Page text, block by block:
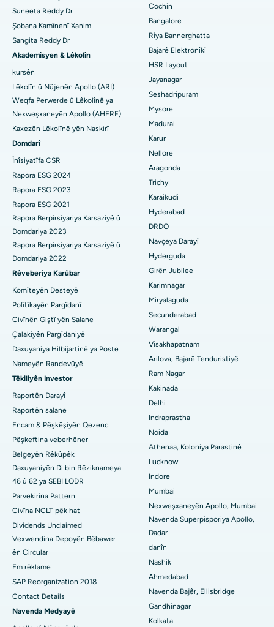
Diyabetolog bibîne
Jinekolog Bibîne
Bijîşkê Giştî Bibîne
Psîkolog Bibîne
Cerrahê Giştî Bibîne
Nexweşxaneya herî baş li Arilova, Vizag
Nexweşxaneya herî baş li Kanpur Road, Lucknow
Nexweşxaneya herî baş li Sektora-26, Noida
Nexweşxaneya herî baş li Gandhinagar, Ahmedabad
Nexweşxaneya herî baş li Aragonda, Andhra Pradesh
Nexweşxaneya herî baş li Bannerghatta Road, Bangalore
Nexweşxaneya herî baş li Yekîneya-15, Bhubaneswar
Nexweşxaneya herî baş li Seepat Road, Bilaspur
Nexweşxaneya herî baş li Ellisbridge, Ahmedabad
Nexweşxaneya herî baş li New Delhiyê
Nexweşxaneya herî baş li DRDO, Hyderabad
Nexweşxaneya herî baş li GS Road, Guwahati
Nexweşxaneya herî baş li Hyderguda, Hyderabad
Nexweşxaneya herî baş li Vijay Nagar, Indore
Nexweşxaneya herî baş li Suryaraopeta Main Road, Kakinada
Nexweşxaneya herî baş li Rêya Circular a Canal, Kolkata
Nexweşxaneya herî baş li CBD Belapur, Navi Mumbai
Nexweşxaneya herî baş li Panchavati, Nashik
Nexweşxaneya herî baş li secunderabad, Hyderabad
Nexweşxaneya çêtirîn li Seshadripuram, Bangalore
Nexweşxaneya herî baş li Waltair Main Road, Visakhapatnam
Nexweşxaneya çêtirîn li Subhash Nagar Road, Karimnagar
Nexweşxaneya çêtirîn li Managari, Karaikudi
Nexweşxaneya herî baş li Arepally, Warangal
Nexweşxaneya herî baş li Arera Colony, Bhopal
Nexweşxaneya çêtirîn li Jayanagar, Bangalore
Ablation kateter
Surgery Veavakirina ACL
Veguhestina erikê Berepaş
Ablation endometrial
Embolîzasyona Artery Uterine
Emeliyata Penceşêrê Sîngê
Brachytherapy
Kolonyoscopy
Polypotomy
Stîlasyona Mejî ya Kûr
Biopsiya gurçikê
Parathyroidectomy
Guhertina Tevahî ya Çokê ya Seramîk
ERCP
Suneeta Reddy Dr
Şobana Kamînenî Xanim
Sangita Reddy Dr
Akademîsyen & Lêkolîn
kursên
Lêkolîn û Nûjenên Apollo (ARI)
Weqfa Perwerde û Lêkolînê ya
Nexweşxaneyên Apollo (AHERF)
Kaxezên Lêkolînê yên Naskirî
Domdarî
Înîsiyatîfa CSR
Rapora ESG 2024
Rapora ESG 2023
Rapora ESG 2021
Rapora Berpirsiyariya Karsaziyê û
Domdariya 2023
Rapora Berpirsiyariya Karsaziyê û
Domdariya 2022
Rêveberiya Karûbar
Komîteyên Desteyê
Polîtîkayên Pargîdanî
Civînên Giştî yên Salane
Çalakiyên Pargîdaniyê
Daxuyaniya Hilbijartinê ya Poste
Nameyên Randevûyê
Têkiliyên Investor
Raportên Darayî
Raportên salane
Encam & Pêşkêşiyên Qezenc
Pêşkeftina veberhêner
Belgeyên Rêkûpêk
Daxuyaniyên Di bin Rêziknameya
46 û 62 ya SEBI LODR
Parvekirina Pattern
Civîna NCLT pêk hat
Dividends Unclaimed
Vexwendina Depoyên Bêbawer
ên Circular
Em rêklame
SAP Reorganization 2018
Contact Details
Navenda Medyayê
Cochin
Bangalore
Riya Bannerghatta
Bajarê Elektronîkî
HSR Layout
Jayanagar
Seshadripuram
Mysore
Madurai
Karur
Nellore
Aragonda
Trichy
Karaikudi
Hyderabad
DRDO
Navçeya Darayî
Hyderguda
Girên Jubilee
Karimnagar
Miryalaguda
Secunderabad
Warangal
Visakhapatnam
Arilova, Bajarê Tenduristiyê
Ram Nagar
Kakinada
Delhi
Indraprastha
Noida
Athenaa, Koloniya Parastinê
Lucknow
Indore
Mumbai
Nexweşxaneyên Apollo, Mumbai
Navenda Superpisporiya Apollo,
Dadar
danîn
Nashik
Ahmedabad
Navenda Bajêr, Ellisbridge
Gandhinagar
Kolkata